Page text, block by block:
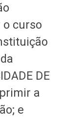
o curso
DE
a
e